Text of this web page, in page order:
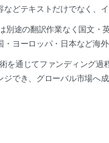
などテキストだけでなく、
別途の翻訳作業なく国文・
・ヨーロッパ・日本など海
を通じてファンディング過
でき、グローバル市場へ